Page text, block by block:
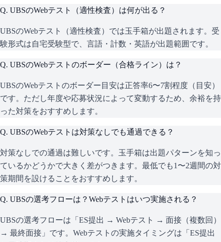
Q. UBSのWebテスト（適性検査）は何が出る？
UBSのWebテスト（適性検査）では玉手箱が出題されます。受
験形式は自宅受験型で、言語・計数・英語が出題範囲です。
Q. UBSのWebテストのボーダー（合格ライン）は？
UBSのWebテストのボーダー目安は正答率6〜7割程度（目安）
です。ただし年度や応募状況によって変動するため、余裕を持
った対策をおすすめします。
Q. UBSのWebテストは対策なしでも通過できる？
対策なしでの通過は難しいです。玉手箱は出題パターンを知っ
ているかどうかで大きく差がつきます。最低でも1〜2週間の対
策期間を設けることをおすすめします。
Q. UBSの選考フローは？Webテストはいつ実施される？
UBSの選考フローは「ES提出 → Webテスト → 面接（複数回）
→ 最終面接」です。Webテストの実施タイミングは「ES提出